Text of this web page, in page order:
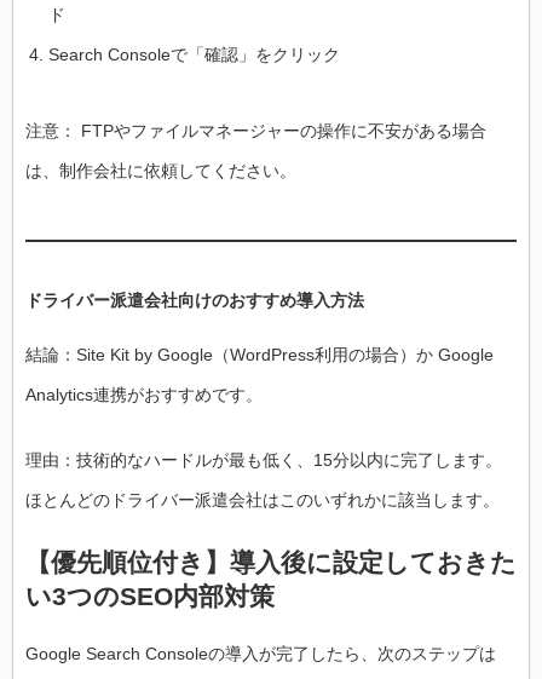
ド
Search Consoleで「確認」をクリック
注意： FTPやファイルマネージャーの操作に不安がある場合
は、制作会社に依頼してください。
ドライバー派遣会社向けのおすすめ導入方法
結論：Site Kit by Google（WordPress利用の場合）か Google
Analytics連携がおすすめです。
理由：技術的なハードルが最も低く、15分以内に完了します。
ほとんどのドライバー派遣会社はこのいずれかに該当します。
【優先順位付き】導入後に設定しておきた
い3つのSEO内部対策
Google Search Consoleの導入が完了したら、次のステップは